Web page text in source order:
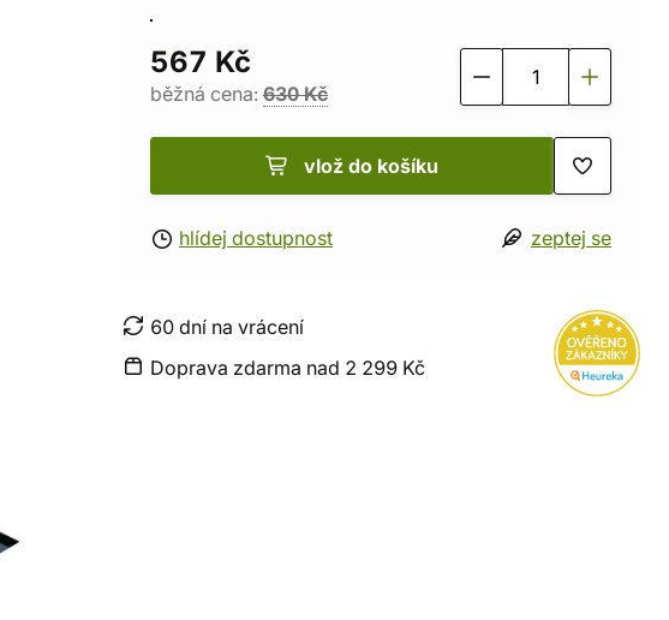
567 Kč
běžná cena: 630 Kč
vlož do košíku
hlídej dostupnost zeptej se
60 dní na vrácení
Doprava zdarma nad 2 299 Kč